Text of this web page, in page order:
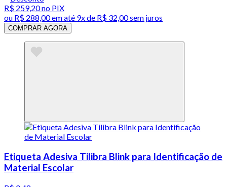
R$ 259,20no PIX
ou R$ 288,00em até 9x de R$ 32,00 sem juros
COMPRAR AGORA
Etiqueta Adesiva Tilibra Blink para Identificação de
Material Escolar